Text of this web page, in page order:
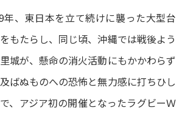
、東日本を立て続けに襲った大型台
もたらし、同じ頃、沖縄では戦後よう
城が、懸命の消火活動にもかかわらず
ばぬものへの恐怖と無力感に打ちひし
、アジア初の開催となったラグビーＷ